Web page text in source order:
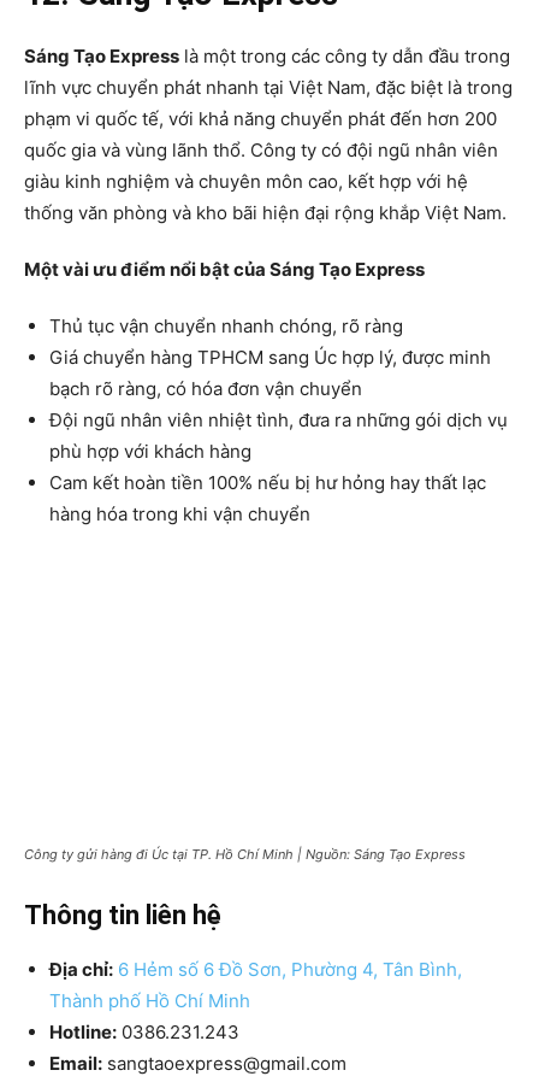
Sáng Tạo Express là một trong các công ty dẫn đầu trong
lĩnh vực chuyển phát nhanh tại Việt Nam, đặc biệt là trong
phạm vi quốc tế, với khả năng chuyển phát đến hơn 200
quốc gia và vùng lãnh thổ. Công ty có đội ngũ nhân viên
giàu kinh nghiệm và chuyên môn cao, kết hợp với hệ
thống văn phòng và kho bãi hiện đại rộng khắp Việt Nam.
Một vài ưu điểm nổi bật của Sáng Tạo Express
Thủ tục vận chuyển nhanh chóng, rõ ràng
Giá chuyển hàng TPHCM sang Úc hợp lý, được minh
bạch rõ ràng, có hóa đơn vận chuyển
Đội ngũ nhân viên nhiệt tình, đưa ra những gói dịch vụ
phù hợp với khách hàng
Cam kết hoàn tiền 100% nếu bị hư hỏng hay thất lạc
hàng hóa trong khi vận chuyển
Công ty gửi hàng đi Úc tại TP. Hồ Chí Minh | Nguồn: Sáng Tạo Express
Thông tin liên hệ
Địa chỉ: 6 Hẻm số 6 Đồ Sơn, Phường 4, Tân Bình,
Thành phố Hồ Chí Minh
Hotline: 0386.231.243
Email: sangtaoexpress@gmail.com